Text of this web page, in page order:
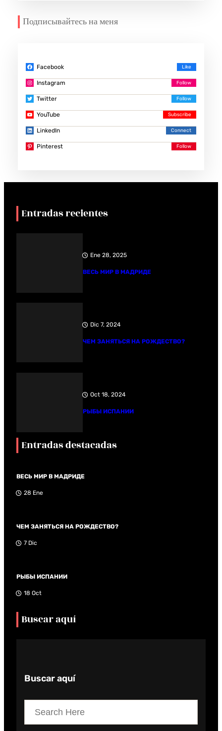
Подписывайтесь на меня
Facebook
Instagram
Twitter
YouTube
LinkedIn
Pinterest
Entradas recientes
Ene 28, 2025
ВЕСЬ МИР В МАДРИДЕ
Dic 7, 2024
ЧЕМ ЗАНЯТЬСЯ НА РОЖДЕСТВО?
Oct 18, 2024
РЫБЫ ИСПАНИИ
Entradas destacadas
ВЕСЬ МИР В МАДРИДЕ
28 Ene
ЧЕМ ЗАНЯТЬСЯ НА РОЖДЕСТВО?
7 Dic
РЫБЫ ИСПАНИИ
18 Oct
Buscar aquí
Buscar aquí
e